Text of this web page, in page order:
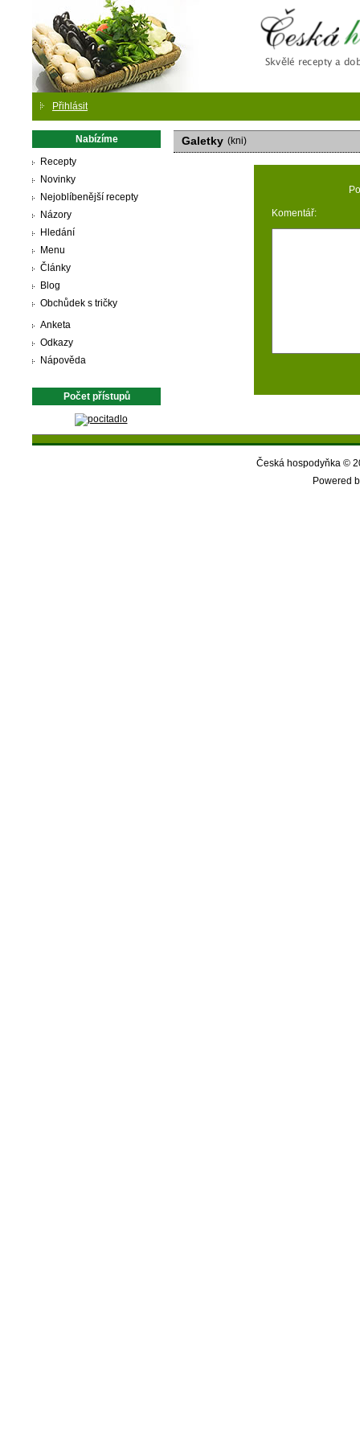
Přihlásit
Nabízíme
Recepty
Novinky
Nejoblíbenější recepty
Názory
Hledání
Menu
Články
Blog
Obchůdek s tričky
Anketa
Odkazy
Nápověda
Počet přístupů
Galetky (kni)
Komentář:
Česká hospodyňka ©
Powered